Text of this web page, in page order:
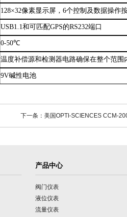
128×32像素显示屏，6个控制及数据操作
USB1.1和可匹配GPS的RS232端口
0-50℃
温度补偿源和检测器电路确保在整个范围
9V碱性电池
下一条：美国OPTI-SCIENCES CCM-
产品中心
阀门仪表
液位仪表
流量仪表